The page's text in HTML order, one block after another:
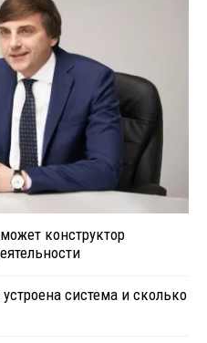
конструктор
система и сколько